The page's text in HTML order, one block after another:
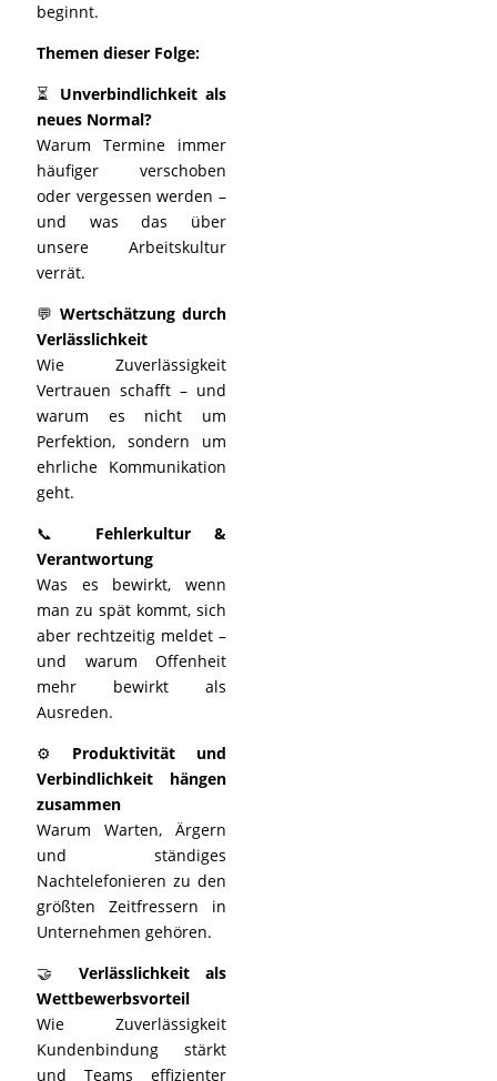
beginnt.
Themen dieser Folge:
⏳ Unverbindlichkeit als
neues Normal?
Warum Termine immer
häufiger verschoben
oder vergessen werden –
und was das über
unsere Arbeitskultur
verrät.
💬Wertschätzung durch
Verlässlichkeit
Wie Zuverlässigkeit
Vertrauen schafft – und
warum es nicht um
Perfektion, sondern um
ehrliche Kommunikation
geht.
📞 Fehlerkultur &
Verantwortung
Was es bewirkt, wenn
man zu spät kommt, sich
aber rechtzeitig meldet –
und warum Offenheit
mehr bewirkt als
Ausreden.
⚙️ Produktivität und
Verbindlichkeit hängen
zusammen
Warum Warten, Ärgern
und ständiges
Nachtelefonieren zu den
größten Zeitfressern in
Unternehmen gehören.
🤝Verlässlichkeit als
Wettbewerbsvorteil
Wie Zuverlässigkeit
Kundenbindung stärkt
und Teams effizienter